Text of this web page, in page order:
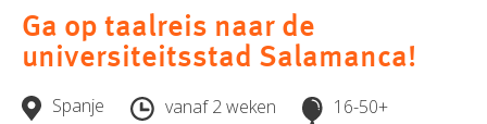
Ga op taalreis naar de
universiteitsstad Salamanca!
Spanje vanaf 2 weken 16-50+